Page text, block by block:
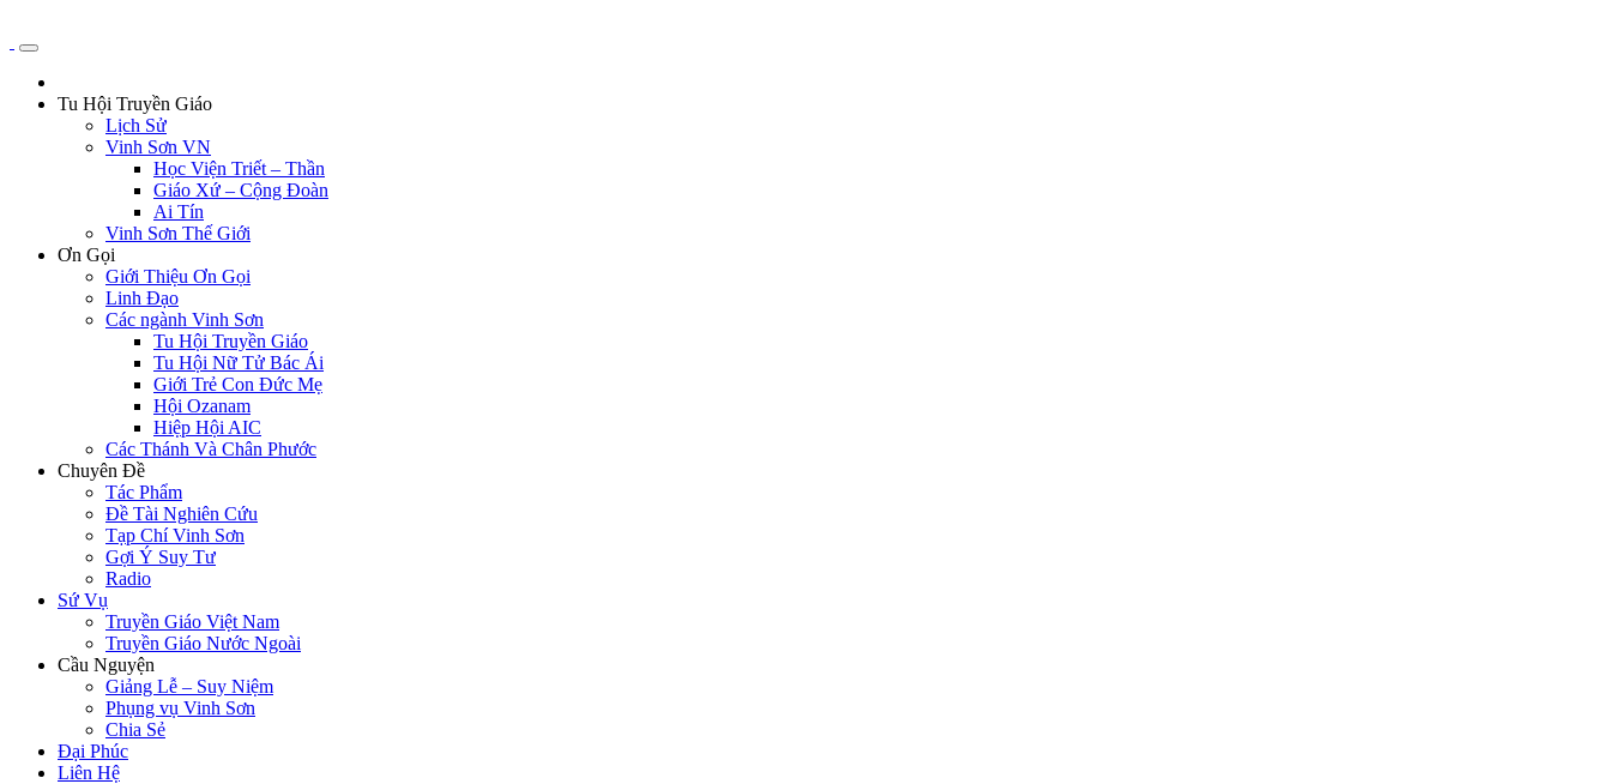
Tu Hội Truyền Giáo
Lịch Sử
Vinh Sơn VN
Học Viện Triết – Thần
Giáo Xứ – Cộng Đoàn
Ai Tín
Vinh Sơn Thế Giới
Ơn Gọi
Giới Thiệu Ơn Gọi
Linh Đạo
Các ngành Vinh Sơn
Tu Hội Truyền Giáo
Tu Hội Nữ Tử Bác Ái
Giới Trẻ Con Đức Mẹ
Hội Ozanam
Hiệp Hội AIC
Các Thánh Và Chân Phước
Chuyên Đề
Tác Phẩm
Đề Tài Nghiên Cứu
Tạp Chí Vinh Sơn
Gợi Ý Suy Tư
Radio
Sứ Vụ
Truyền Giáo Việt Nam
Truyền Giáo Nước Ngoài
Cầu Nguyện
Giảng Lễ – Suy Niệm
Phụng vụ Vinh Sơn
Chia Sẻ
Đại Phúc
Liên Hệ